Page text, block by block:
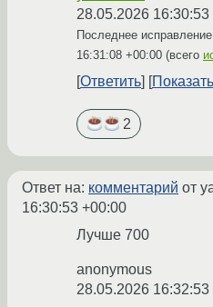
28.05.2026 16:30:53
Последнее
16:31:08 +00:00 (всего
Ответить
2
Ответ на: комментарий от
16:30:53 +00:00
Лучше 700
anonymous
28.05.2026 16:32:53